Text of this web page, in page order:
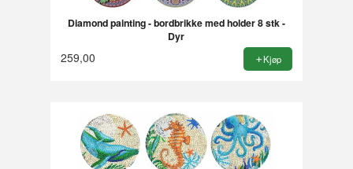
Diamond painting - bordbrikke med holder 8 stk -
Dyr
259,00 Kjøp